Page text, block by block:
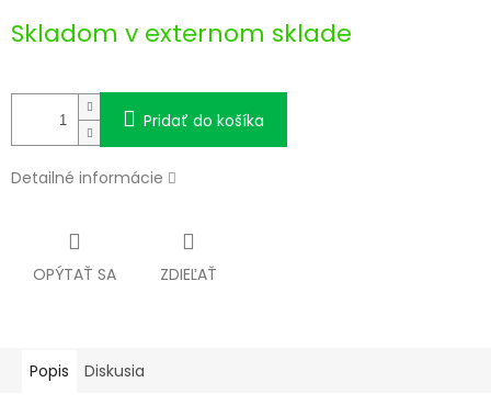
cena:
Skladom v externom sklade
Pridať do košíka
Detailné informácie
OPÝTAŤ SA ZDIEĽAŤ
Popis Diskusia